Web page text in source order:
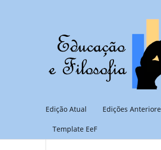
Edição Atual Edições
Template EeF